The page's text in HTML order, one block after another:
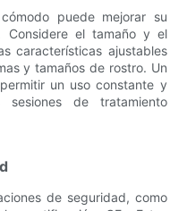
puede mejorar su
Considere el tamaño y el
características ajustables
y tamaños de rostro. Un
un uso constante y
de tratamiento
de seguridad, como